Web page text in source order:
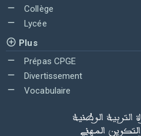
Collège
Lycée
Plus
Prépas CPGE
Divertissement
Vocabulaire